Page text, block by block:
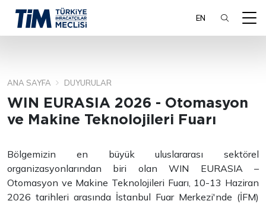
EN
ANA SAYFA DUYURULAR
WIN EURASIA 2026 - Otomasyon
ve Makine Teknolojileri Fuarı
Bölgemizin en büyük uluslararası sektörel
organizasyonlarından biri olan WIN EURASIA –
Otomasyon ve Makine Teknolojileri Fuarı, 10-13 Haziran
2026 tarihleri arasında İstanbul Fuar Merkezi'nde (İFM)